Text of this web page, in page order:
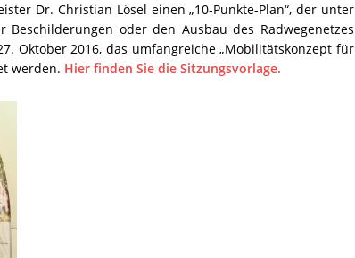
Dr. Christian Lösel einen „10-Punkte-Plan“, der unter
oder den Ausbau des Radwegenetzes
Oktober 2016, das umfangreiche „Mobilitätskonzept für
werden. Hier finden Sie die Sitzungsvorlage.